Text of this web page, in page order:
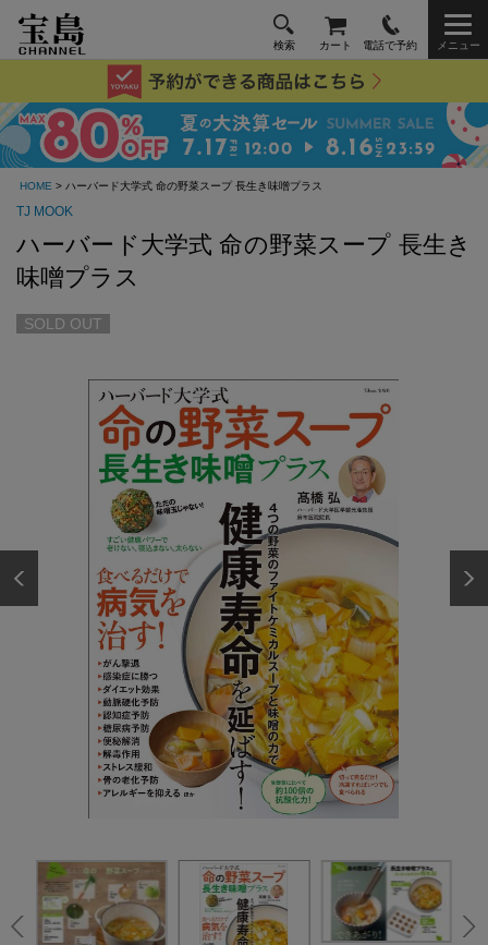
検索 カート 電話で予約 メニュー
HOME > ハーバード大学式 命の野菜スープ 長生き味噌プラス
TJ MOOK
ハーバード大学式 命の野菜スープ 長生き
味噌プラス
SOLD OUT